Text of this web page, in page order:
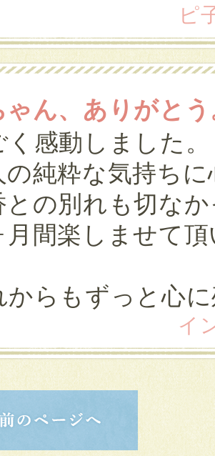
ピ
ゃん、ありがと
く感動しました。
の純粋な気持ち
との別れも切な
月間楽しませて
からもずっと心
イ